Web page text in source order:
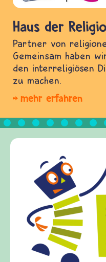
Haus der
Partner von
Gemeinsam haben
den interreligiösen
zu machen.
mehr erfahren
Frieden
frieden-
Kinder,
Fragen
Gewalt
diesem
fragen.de